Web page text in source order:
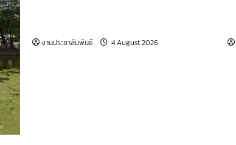
งานประชาสัมพันธ์ 4 August 2026